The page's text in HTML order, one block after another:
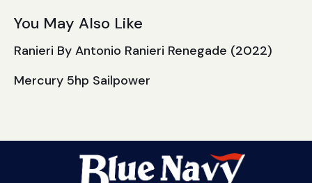
You May Also Like
Ranieri By Antonio Ranieri Renegade (2022)
Mercury 5hp Sailpower